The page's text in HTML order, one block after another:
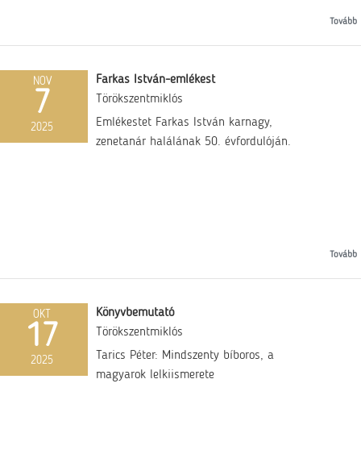
Tovább
NOV
7
2025
Farkas István-emlékest
Törökszentmiklós
Emlékestet Farkas István karnagy,
zenetanár halálának 50. évfordulóján.
Tovább
OKT
17
2025
Könyvbemutató
Törökszentmiklós
Tarics Péter: Mindszenty bíboros, a
magyarok lelkiismerete